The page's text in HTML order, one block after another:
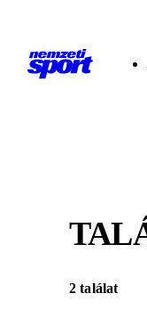
2 találat